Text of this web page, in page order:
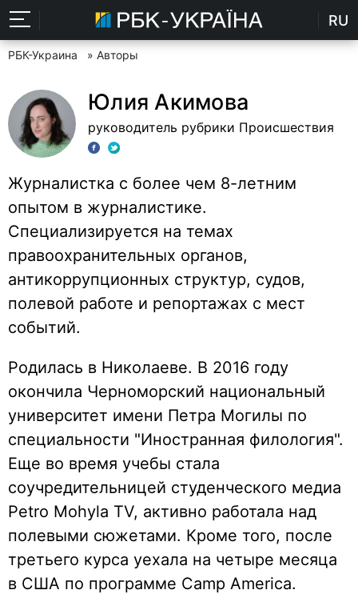
RU
РБК-Украина » Авторы
Юлия Акимова
руководитель рубрики Происшествия
Журналистка с более чем 8-летним
опытом в журналистике.
Специализируется на темах
правоохранительных органов,
антикоррупционных структур, судов,
полевой работе и репортажах с мест
событий.
Родилась в Николаеве. В 2016 году
окончила Черноморский национальный
университет имени Петра Могилы по
специальности "Иностранная филология".
Еще во время учебы стала
соучредительницей студенческого медиа
Petro Mohyla TV, активно работала над
полевыми сюжетами. Кроме того, после
третьего курса уехала на четыре месяца
в США по программе Camp America.